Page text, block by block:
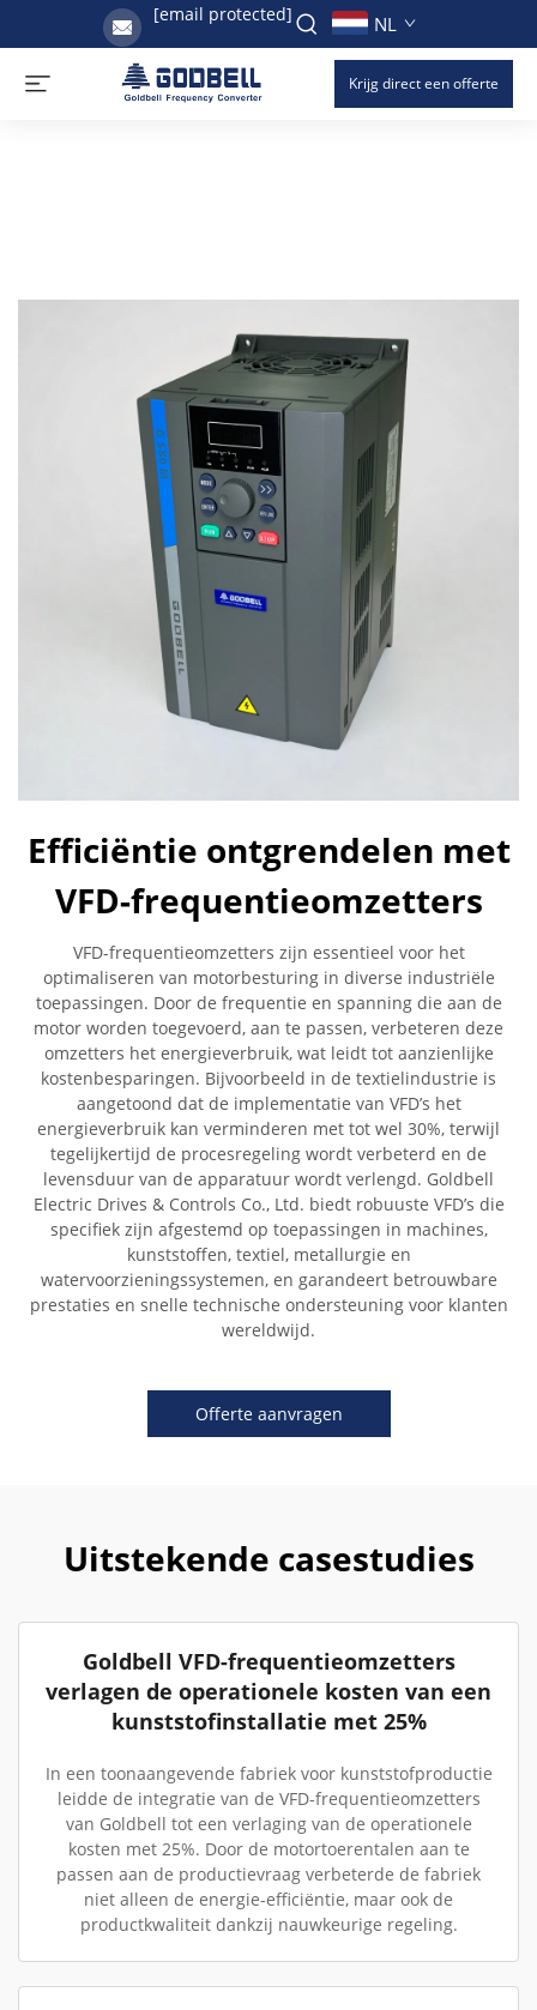
[email protected] NL
Krijg direct een offerte
Efficiëntie ontgrendelen met
VFD-frequentieomzetters
VFD-frequentieomzetters zijn essentieel voor het
optimaliseren van motorbesturing in diverse industriële
toepassingen. Door de frequentie en spanning die aan de
motor worden toegevoerd, aan te passen, verbeteren deze
omzetters het energieverbruik, wat leidt tot aanzienlijke
kostenbesparingen. Bijvoorbeeld in de textielindustrie is
aangetoond dat de implementatie van VFD’s het
energieverbruik kan verminderen met tot wel 30%, terwijl
tegelijkertijd de procesregeling wordt verbeterd en de
levensduur van de apparatuur wordt verlengd. Goldbell
Electric Drives & Controls Co., Ltd. biedt robuuste VFD’s die
specifiek zijn afgestemd op toepassingen in machines,
kunststoffen, textiel, metallurgie en
watervoorzieningssystemen, en garandeert betrouwbare
prestaties en snelle technische ondersteuning voor klanten
wereldwijd.
Offerte aanvragen
Uitstekende casestudies
Goldbell VFD-frequentieomzetters
verlagen de operationele kosten van een
kunststofinstallatie met 25%
In een toonaangevende fabriek voor kunststofproductie
leidde de integratie van de VFD-frequentieomzetters
van Goldbell tot een verlaging van de operationele
kosten met 25%. Door de motortoerentalen aan te
passen aan de productievraag verbeterde de fabriek
niet alleen de energie-efficiëntie, maar ook de
productkwaliteit dankzij nauwkeurige regeling.